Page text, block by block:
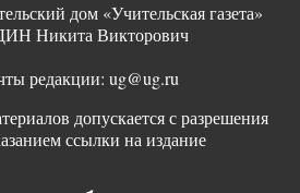
дом «Учительская газета»
Никита Викторович
редакции: ug@ug.ru
допускается с разрешения
ссылки на издание